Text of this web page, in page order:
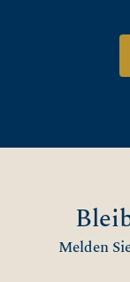
Melden